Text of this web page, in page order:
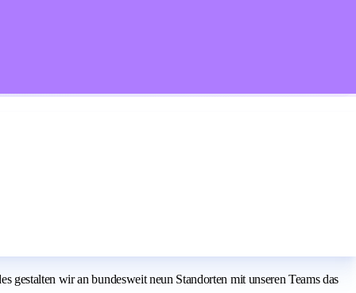
wir an bundesweit neun Standorten mit unseren Teams das